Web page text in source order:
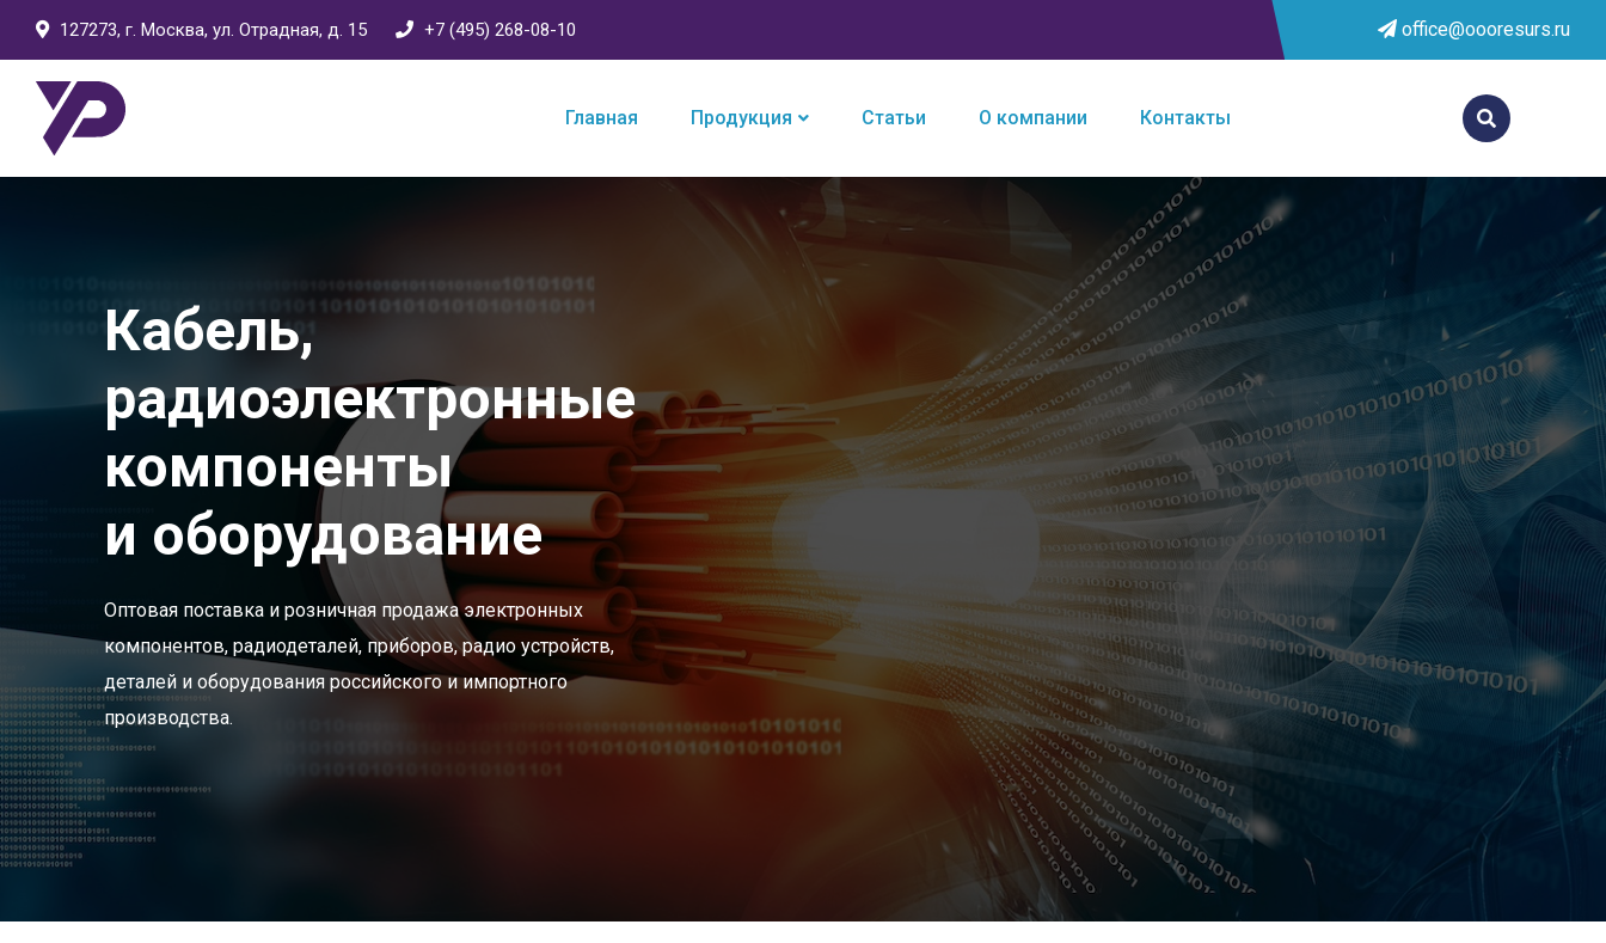
127273, г. Москва, ул. Отрадная, д. 15 +7 (495) 268-08-10 office@oooresurs.ru
Главная Продукция Статьи О компании Контакты
Кабель,
радиоэлектронные
компоненты
и оборудование
Оптовая поставка и розничная продажа электронных
компонентов, радиодеталей, приборов, радио устройств,
деталей и оборудования российского и импортного
производства.